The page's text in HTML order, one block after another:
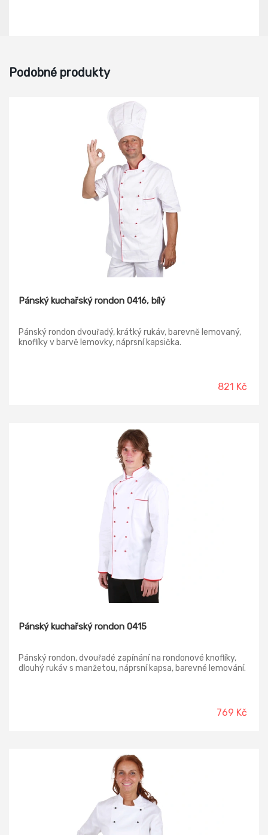
Podobné produkty
Pánský kuchařský rondon 0416, bílý
Pánský rondon dvouřadý, krátký rukáv, barevně lemovaný,
knoflíky v barvě lemovky, náprsní kapsička.
821 Kč
Pánský kuchařský rondon 0415
Pánský rondon, dvouřadé zapínání na rondonové knoflíky,
dlouhý rukáv s manžetou, náprsní kapsa, barevné lemování.
769 Kč